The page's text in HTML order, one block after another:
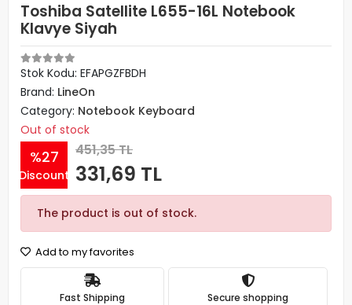
Toshiba Satellite L655-16L Notebook
Klavye Siyah
Stok Kodu: EFAPGZFBDH
Brand: LineOn
Category: Notebook Keyboard
Out of stock
%27
Discount
451,35 TL
331,69 TL
The product is out of stock.
Add to my favorites
Fast Shipping Secure shopping